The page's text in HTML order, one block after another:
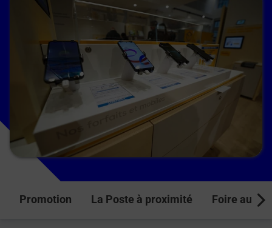
Promotion La Poste à proximité Foire aux